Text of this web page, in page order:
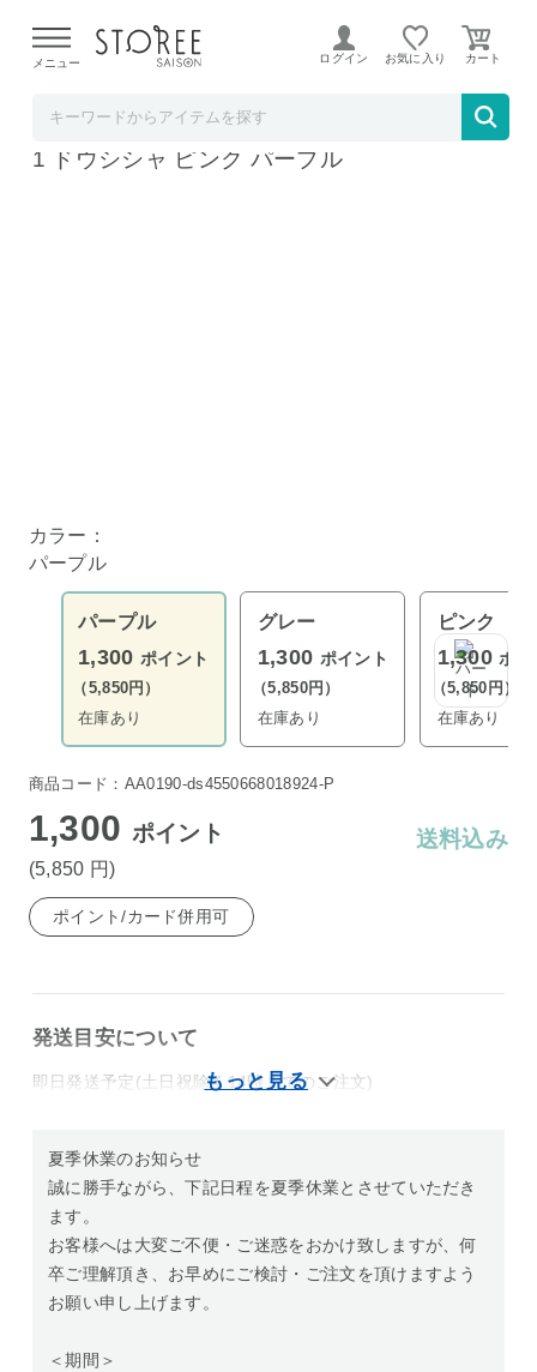
よる配送遅延が発生しております。
メニュー ログイン お気に入り
ゴリラのひとつき 電動 足うらケア GRA-240
1 ドウシシャ ピンク パープル
カラー：
パープル
パープル
1,300 ポイント
（5,850円）
在庫あり
グレー
1,300 ポイント
（5,850円）
在庫あり
ピンク
1,300 ポ
（5,850円）
在庫あり
商品コード：AA0190-ds4550668018924-P
1,300 ポイント
(5,850 円)
送料込み
ポイント/カード併用可
発送目安について
即日発送予定(土日祝除く14時までのご注文)
夏季休業のお知らせ
誠に勝手ながら、下記日程を夏季休業とさせていただき
ます。
お客様へは大変ご不便・ご迷惑をおかけ致しますが、何
卒ご理解頂き、お早めにご検討・ご注文を頂けますよう
お願い申し上げます。
＜期間＞